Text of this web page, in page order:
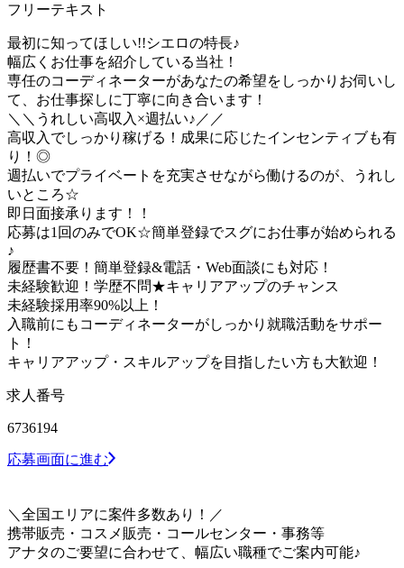
フリーテキスト
最初に知ってほしい!!シエロの特長♪
幅広くお仕事を紹介している当社！
専任のコーディネーターがあなたの希望をしっかりお伺いし
て、お仕事探しに丁寧に向き合います！
＼＼うれしい高収入×週払い♪／／
高収入でしっかり稼げる！成果に応じたインセンティブも有
り！◎
週払いでプライベートを充実させながら働けるのが、うれし
いところ☆
即日面接承ります！！
応募は1回のみでOK☆簡単登録でスグにお仕事が始められる
♪
履歴書不要！簡単登録&電話・Web面談にも対応！
未経験歓迎！学歴不問★キャリアアップのチャンス
未経験採用率90%以上！
入職前にもコーディネーターがしっかり就職活動をサポー
ト！
キャリアアップ・スキルアップを目指したい方も大歓迎！
求人番号
6736194
応募画面に進む
＼全国エリアに案件多数あり！／
携帯販売・コスメ販売・コールセンター・事務等
アナタのご要望に合わせて、幅広い職種でご案内可能♪